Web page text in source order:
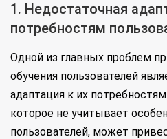
1. Недостаточная
потребностям
Одной из главных проблем
обучения пользователей
адаптация к их
которое не учитывает
пользователей, может